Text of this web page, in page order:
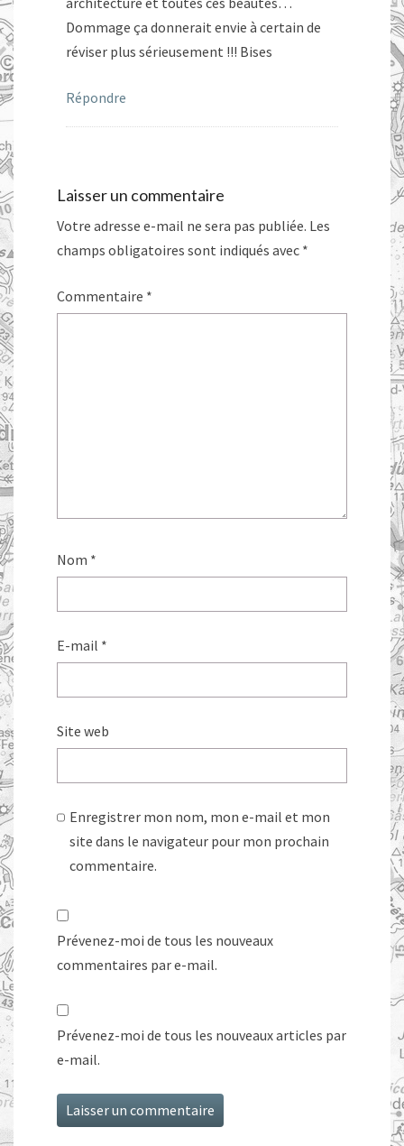
Dommage ça donnerait envie à certain de
réviser plus sérieusement !!! Bises
Répondre
Laisser un commentaire
Votre adresse e-mail ne sera pas publiée. Les
champs obligatoires sont indiqués avec *
Commentaire *
Nom *
E-mail *
Site web
Enregistrer mon nom, mon e-mail et mon
site dans le navigateur pour mon prochain
commentaire.
Prévenez-moi de tous les nouveaux
commentaires par e-mail.
Prévenez-moi de tous les nouveaux articles par
e-mail.